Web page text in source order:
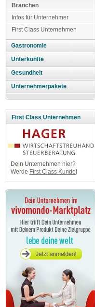
Branchen
Infos für Unternehmer
First Class Unternehmen
Gastronomie
Unterkünfte
Gesundheit
Unternehmerpakete
First Class Unternehmen
Dein Unternehmen hier?
Werde First Class Kunde!